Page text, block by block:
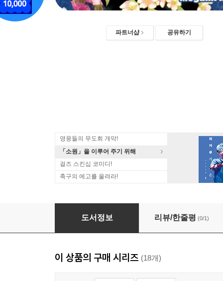
파트너샵 공유하기
영웅들의 무도회 개막!
「소원」을 이루어 주기 위해
걸즈 스킨십 코미디!
축구의 에고를 울려라!
각시는 귀공녀 02권
도서정보 리뷰/한줄평 (0/1)
이 상품의 구매 시리즈 (18개)